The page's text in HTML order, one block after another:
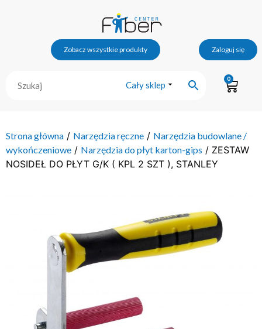
Zobacz wszystkie produkty Zaloguj się
Cały sklep
0
Strona główna / Narzędzia ręczne / Narzędzia budowlane /
wykończeniowe / Narzędzia do płyt karton-gips / ZESTAW
NOSIDEŁ DO PŁYT G/K ( KPL 2 SZT ), STANLEY